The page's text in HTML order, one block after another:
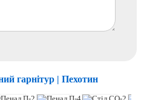
гарнітур | Пехотин